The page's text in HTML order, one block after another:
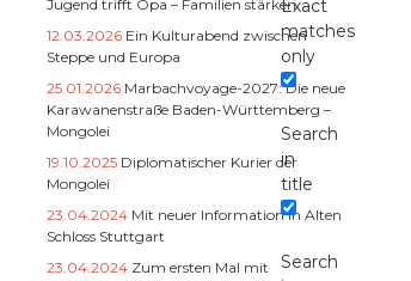
Exact
matches
only
Search
in
title
Search
Jugend trifft Opa – Familien stärken
12.03.2026 Ein Kulturabend zwischen
Steppe und Europa
25.01.2026 Marbachvoyage-2027: Die neue
Karawanenstraße Baden-Württemberg –
Mongolei
19.10.2025 Diplomatischer Kurier der
Mongolei
23.04.2024 Mit neuer Information in Alten
Schloss Stuttgart
23.04.2024 Zum ersten Mal mit